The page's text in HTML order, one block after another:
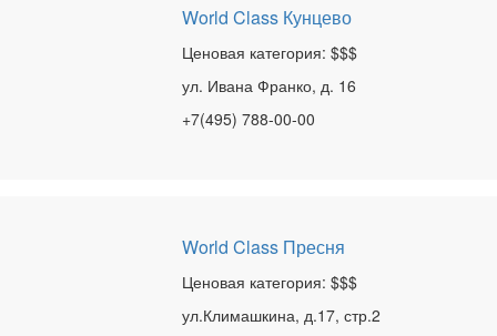
World Class Кунцево
Ценовая категория: $$$
ул. Ивана Франко, д. 16
+7(495) 788-00-00
World Class Пресня
Ценовая категория: $$$
ул.Климашкина, д.17, стр.2